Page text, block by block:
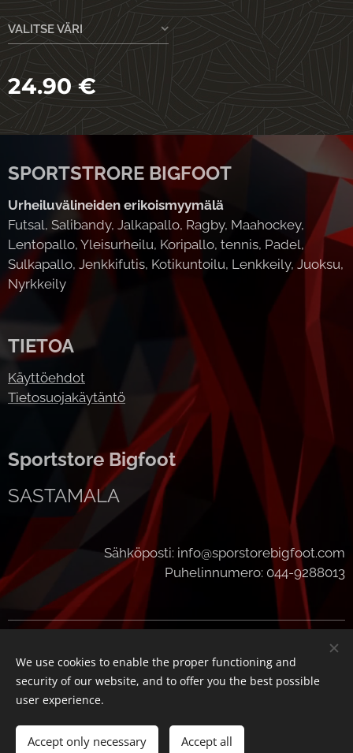
VALITSE VÄRI
24.90€
Add to cart
SPORTSTRORE BIGFOOT
Urheiluvälineiden erikoismyymälä
Futsal, Salibandy, Jalkapallo, Ragby, Maahockey,
Lentopallo, Yleisurheilu, Koripallo, tennis, Padel,
Sulkapallo, Jenkkifutis, Kotikuntoilu, Lenkkeily, Juoksu,
Nyrkkeily
TIETOA
Käyttöehdot
Tietosuojakäytäntö
Sportstore Bigfoot
SASTAMALA
Sähköposti: info@sporstorebigfoot.com
Puhelinnumero: 044-9288013
Languages
Suomi
English
We use cookies to enable the proper functioning and
security of our website, and to offer you the best possible
user experience.
Accept only necessary Accept all